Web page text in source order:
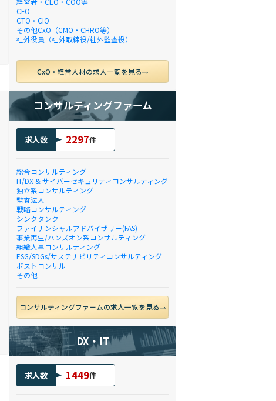
CFO
CTO・CIO
その他CxO（CMO・CHRO等）
社外役員（社外取締役/社外監査役）
CxO・経営人材の求人一覧を見る
コンサルティングファーム
求人数 2297件
総合コンサルティング
IT/DX & サイバーセキュリティコンサルティング
独立系コンサルティング
監査法人
戦略コンサルティング
シンクタンク
ファイナンシャルアドバイザリー(FAS)
事業再生/ハンズオン系コンサルティング
組織人事コンサルティング
ESG/SDGs/サステナビリティコンサルティング
ポストコンサル
その他
コンサルティングファームの求人一覧を見る
DX・IT
求人数 1449件